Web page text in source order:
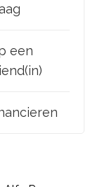
een